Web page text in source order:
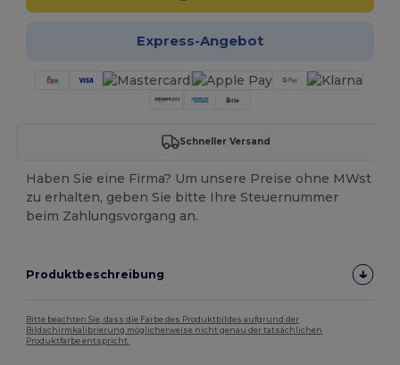
Express-Angebot
Schneller Versand
Haben Sie eine Firma? Um unsere Preise ohne MWst
zu erhalten, geben Sie bitte Ihre Steuernummer
beim Zahlungsvorgang an.
Produktbeschreibung
Bitte beachten Sie, dass die Farbe des Produktbildes aufgrund der
Bildschirmkalibrierung möglicherweise nicht genau der tatsächlichen
Produktfarbe entspricht.